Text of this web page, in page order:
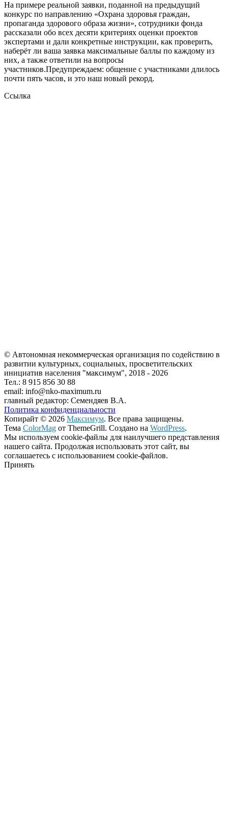
На примере реальной заявки, поданной на предыдущий
конкурс по направлению «Охрана здоровья граждан,
пропаганда здорового образа жизни», сотрудники фонда
рассказали обо всех десяти критериях оценки проектов
экспертами и дали конкретные инструкции, как проверить,
наберёт ли ваша заявка максимальные баллы по каждому из
них, а также ответили на вопросы
участников.Предупреждаем: общение с участниками длилось
почти пять часов, и это наш новый рекорд.
Ссылка
© Автономная некоммерческая организация по содействию в
развитии культурных, социальных, просветительских
инициатив населения "максимум", 2018 - 2026
Тел.: 8 915 856 30 88
email: info@nko-maximum.ru
главный редактор: Семендяев В.А.
Политика конфиденциальности
Копирайт © 2026 Максимум. Все права защищены.
Тема ColorMag от ThemeGrill. Создано на WordPress.
Мы используем cookie-файлы для наилучшего представления
нашего сайта. Продолжая использовать этот сайт, вы
соглашаетесь с использованием cookie-файлов.
Принять